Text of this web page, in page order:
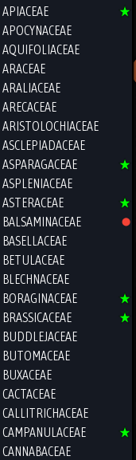
APIACEAE
APOCYNACEAE
AQUIFOLIACEAE
ARACEAE
ARALIACEAE
ARECACEAE
ARISTOLOCHIACEAE
ASCLEPIADACEAE
ASPARAGACEAE
ASPLENIACEAE
ASTERACEAE
BALSAMINACEAE
BASELLACEAE
BETULACEAE
BLECHNACEAE
BORAGINACEAE
BRASSICACEAE
BUDDLEJACEAE
BUTOMACEAE
BUXACEAE
CACTACEAE
CALLITRICHACEAE
CAMPANULACEAE
CANNABACEAE